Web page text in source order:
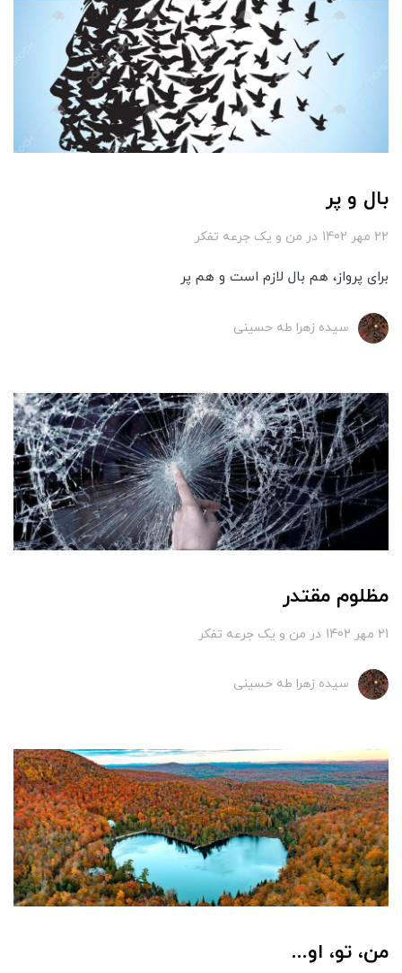
بال و پر
22 مهر 1402 در من و یک جرعه تفکر
برای پرواز، هم بال لازم است و هم پر
سیده زهرا طه حسینی
مظلوم مقتدر
21 مهر 1402 در من و یک جرعه تفکر
سیده زهرا طه حسینی
من، تو، او...